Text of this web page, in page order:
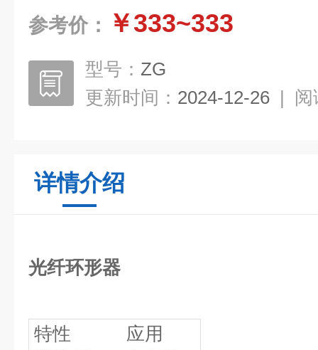
参考价： ￥333~333
型号： ZG
更新时间： 2024-12-26 | 阅
详情介绍
光纤环形器
特性
应用